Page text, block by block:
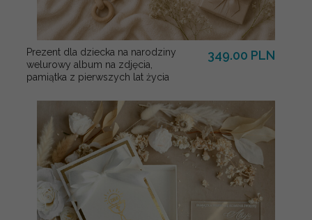
Prezent dla dziecka na narodziny
welurowy album na zdjęcia,
pamiątka z pierwszych lat życia
349.00 PLN